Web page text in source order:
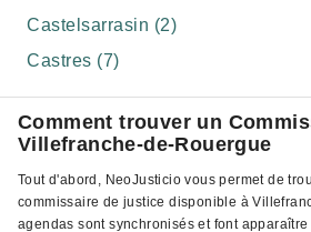
Castelsarrasin (2)
Castres (7)
Comment trouver un
Villefranche-de-Rouergue
Tout d'abord, NeoJusticio vous permet de
commissaire de justice disponible à
agendas sont synchronisés et font